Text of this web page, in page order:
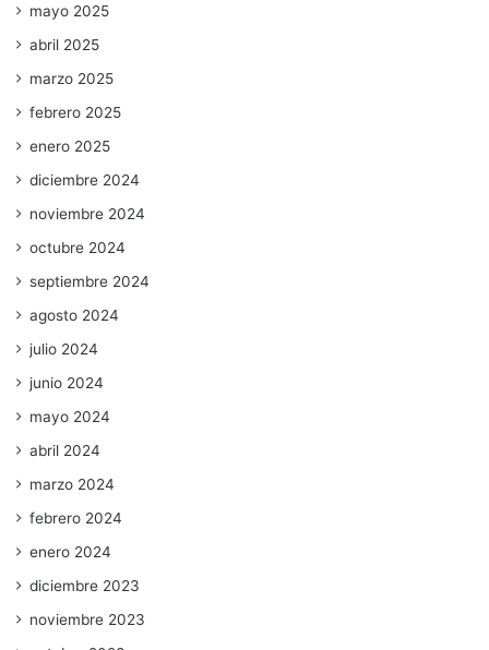
mayo 2025
abril 2025
marzo 2025
febrero 2025
enero 2025
diciembre 2024
noviembre 2024
octubre 2024
septiembre 2024
agosto 2024
julio 2024
junio 2024
mayo 2024
abril 2024
marzo 2024
febrero 2024
enero 2024
diciembre 2023
noviembre 2023